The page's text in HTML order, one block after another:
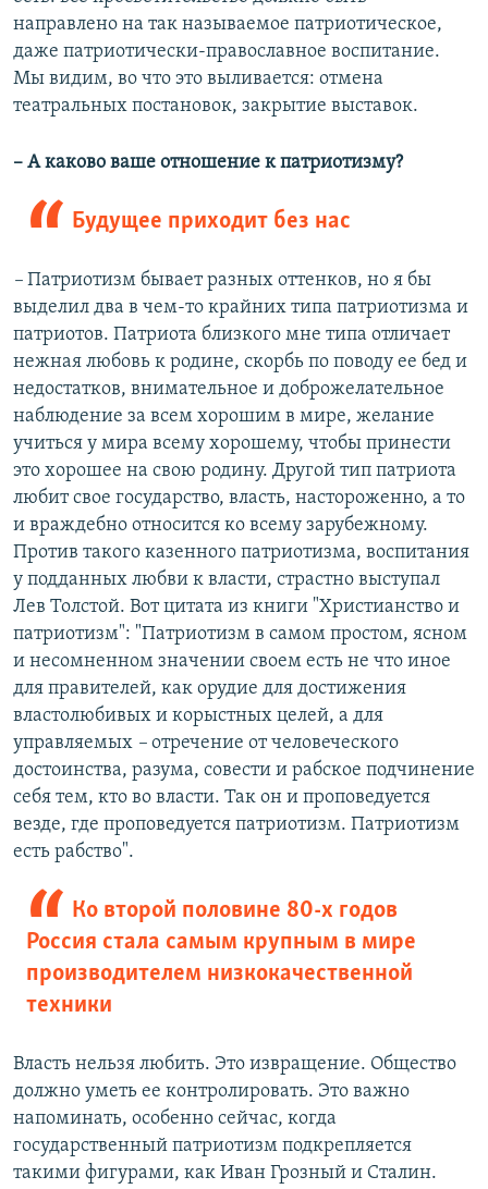
направлено на так называемое патриотическое,
даже патриотически-православное воспитание.
Мы видим, во что это выливается: отмена
театральных постановок, закрытие выставок.
– А каково ваше отношение к патриотизму?
Будущее приходит без нас
– Патриотизм бывает разных оттенков, но я бы
выделил два в чем-то крайних типа патриотизма и
патриотов. Патриота близкого мне типа отличает
нежная любовь к родине, скорбь по поводу ее бед и
недостатков, внимательное и доброжелательное
наблюдение за всем хорошим в мире, желание
учиться у мира всему хорошему, чтобы принести
это хорошее на свою родину. Другой тип патриота
любит свое государство, власть, настороженно, а то
и враждебно относится ко всему зарубежному.
Против такого казенного патриотизма, воспитания
у подданных любви к власти, страстно выступал
Лев Толстой. Вот цитата из книги "Христианство и
патриотизм": "Патриотизм в самом простом, ясном
и несомненном значении своем есть не что иное
для правителей, как орудие для достижения
властолюбивых и корыстных целей, а для
управляемых – отречение от человеческого
достоинства, разума, совести и рабское подчинение
себя тем, кто во власти. Так он и проповедуется
везде, где проповедуется патриотизм. Патриотизм
есть рабство".
Ко второй половине 80-х годов
Россия стала самым крупным в мире
производителем низкокачественной
техники
Власть нельзя любить. Это извращение. Общество
должно уметь ее контролировать. Это важно
напоминать, особенно сейчас, когда
государственный патриотизм подкрепляется
такими фигурами, как Иван Грозный и Сталин.